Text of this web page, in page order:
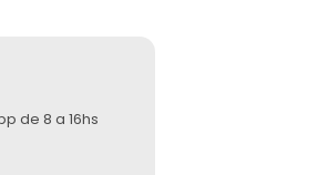
de 8 a 16hs